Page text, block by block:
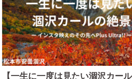
【一生に一度は見たい涸沢カー